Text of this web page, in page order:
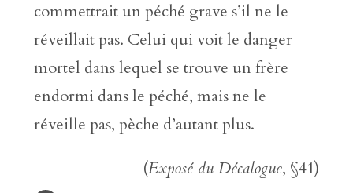
commettrait un péché grave s’il ne le
réveillait pas. Celui qui voit le danger
mortel dans lequel se trouve un frère
endormi dans le péché, mais ne le
réveille pas, pèche d’autant plus.
(Exposé du Décalogue, §41)